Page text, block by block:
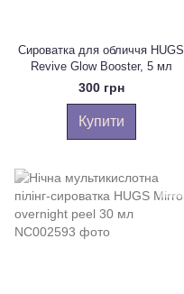
Сироватка для обличчя HUGS
Revive Glow Booster, 5 мл
300 грн
Купити